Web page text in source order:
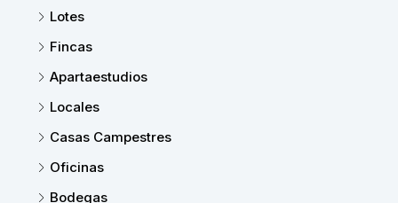
Lotes
Fincas
Apartaestudios
Locales
Casas Campestres
Oficinas
Bodegas